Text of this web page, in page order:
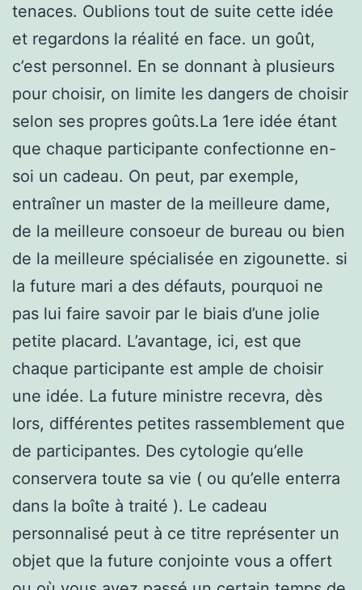
tenaces. Oublions tout de suite cette idée
et regardons la réalité en face. un goût,
c’est personnel. En se donnant à plusieurs
pour choisir, on limite les dangers de choisir
selon ses propres goûts.La 1ere idée étant
que chaque participante confectionne en-
soi un cadeau. On peut, par exemple,
entraîner un master de la meilleure dame,
de la meilleure consoeur de bureau ou bien
de la meilleure spécialisée en zigounette. si
la future mari a des défauts, pourquoi ne
pas lui faire savoir par le biais d’une jolie
petite placard. L’avantage, ici, est que
chaque participante est ample de choisir
une idée. La future ministre recevra, dès
lors, différentes petites rassemblement que
de participantes. Des cytologie qu’elle
conservera toute sa vie ( ou qu’elle enterra
dans la boîte à traité ). Le cadeau
personnalisé peut à ce titre représenter un
objet que la future conjointe vous a offert